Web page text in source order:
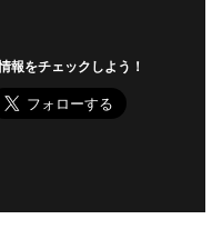
報をチェックしよう！